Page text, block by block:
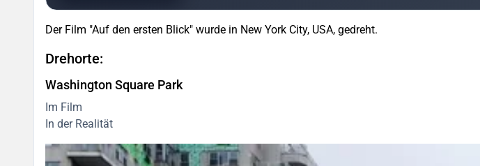
Der Film "Auf den ersten Blick" wurde in New York City, USA, gedreht.
Drehorte:
Washington Square Park
Im Film
In der Realität